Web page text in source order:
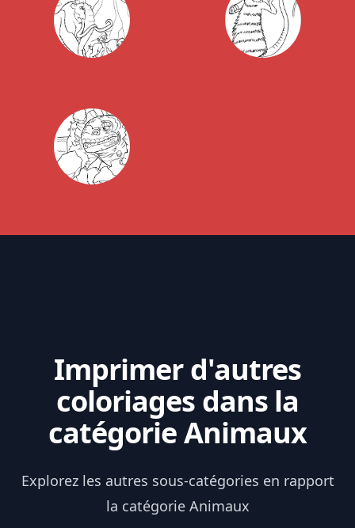
Imprimer d'autres
coloriages dans la
catégorie Animaux
Explorez les autres sous-catégories en rapport
la catégorie Animaux